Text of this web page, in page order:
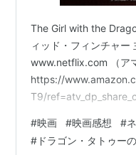
The Girl with the
ィッド・フィンチャー
www.netflix.com （ア
https://
T9/
売をスクープし、名誉
産を失う。失意のミカ
#映画 #映画感想 #
# ドラゴン・タトゥー